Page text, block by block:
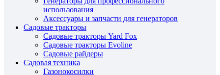
использования
Аксессуары и запчасти для генераторов
Садовые тракторы
Садовые тракторы Yard Fox
Садовые тракторы Evoline
Садовые райдеры
Садовая техника
Газонокосилки